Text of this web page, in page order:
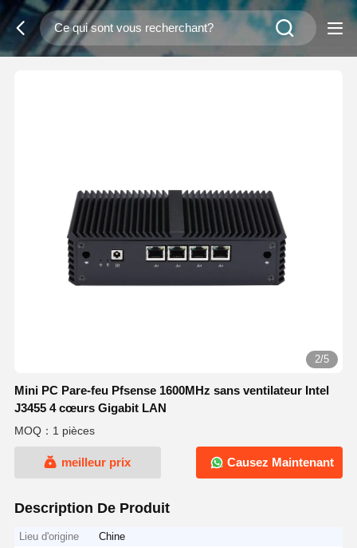
2/5
Mini PC Pare-feu Pfsense 1600MHz sans ventilateur Intel
J3455 4 cœurs Gigabit LAN
MOQ：1 pièces
meilleur prix Causez Maintenant
Description De Produit
Lieu d'origine
Chine